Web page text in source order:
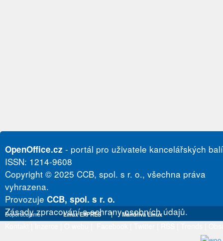
OpenOffice.cz - portál pro uživatele kancelářských
ISSN: 1214-9608
Copyright © 2025 CCB, spol. s r. o., všechna práva
vyhrazena.
Provozuje CCB, spol. s r. o.
Zásady zpracování a ochrany osobních údajů.
Doporučujeme Linux EXPRES | Mandriva Linux